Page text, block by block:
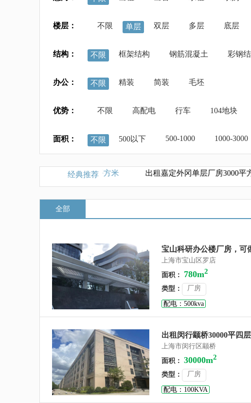
楼层： 不限 单层 双层 多层 底层
结构： 不限 框架结构 钢筋混凝土 彩钢
办公： 不限 精装 简装 毛坯
优势： 不限 高配电 行车 104地块
面积： 不限 500以下 500-1000 1000-3000
经典推荐
单价3500元每平方米 出租嘉定外冈单层厂房3000平方高11米已
全部
宝山科研办公楼厂房，可
上海市宝山区罗店
面积： 780m2
类型： 厂房
配电：500kva
出租闵行颛桥30000平四
上海市闵行区颛桥
面积： 30000m2
类型： 厂房
配电：100KVA